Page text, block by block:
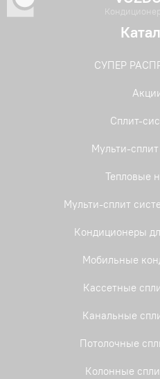
СУПЕР
Сплит-
Мульти-
Тепловые
Мульти-сплит
Кондиционеры
Мобильные
Кассетные
Канальные
Потолочные
Колонные